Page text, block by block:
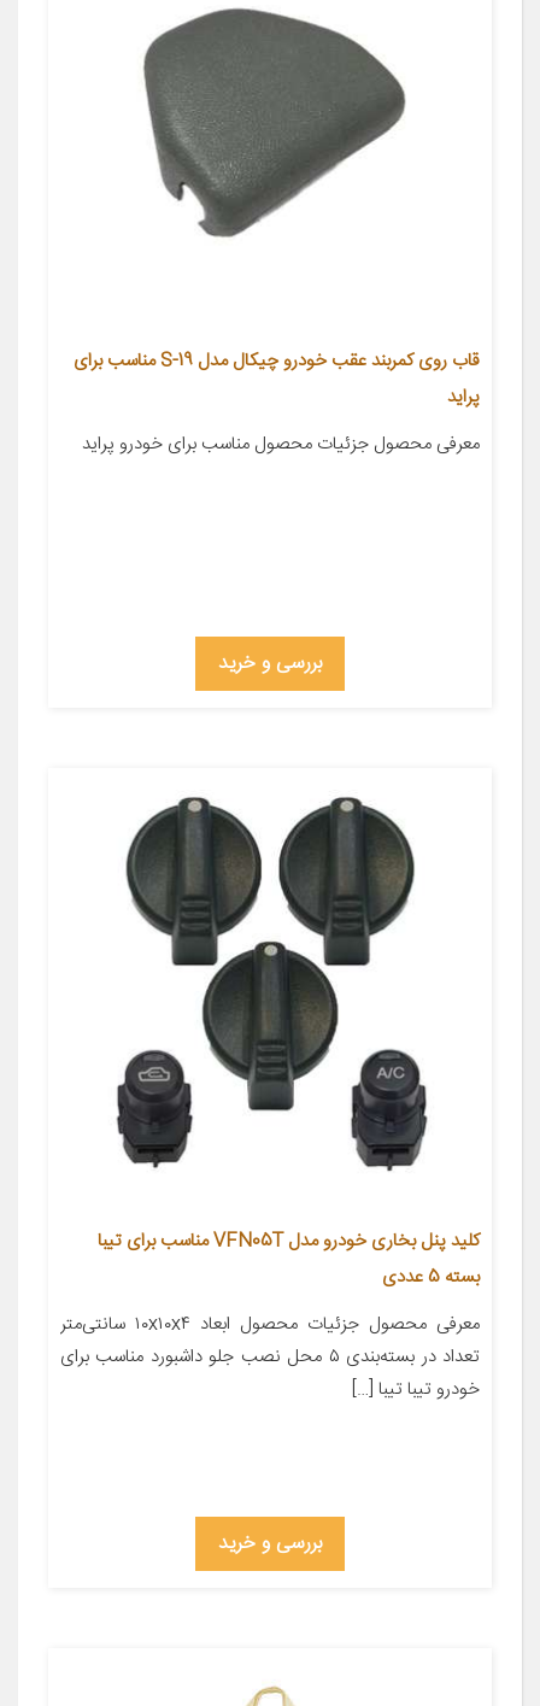
قاب روی کمربند عقب خودرو چیکال مدل S-19 مناسب برای
پراید
معرفی محصول جزئیات محصول مناسب برای خودرو پراید
بررسی و خرید
کلید پنل بخاری خودرو مدل VFN05T مناسب برای تیبا
بسته 5 عددی
معرفی محصول جزئیات محصول ابعاد ۱۰x۱۰x۴ سانتی‌متر
تعداد در بسته‌بندی ۵ محل نصب جلو داشبورد مناسب برای
خودرو تیبا تیبا […]
بررسی و خرید